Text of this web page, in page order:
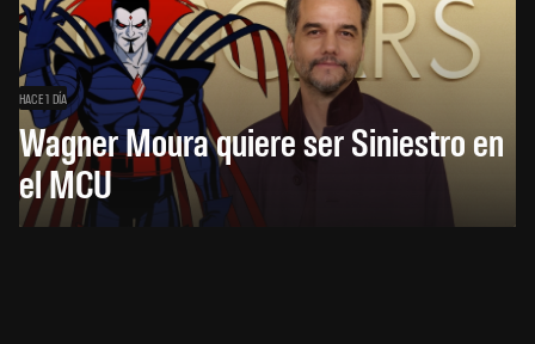
HACE 1 DÍA
Wagner Moura quiere ser Siniestro en
el MCU